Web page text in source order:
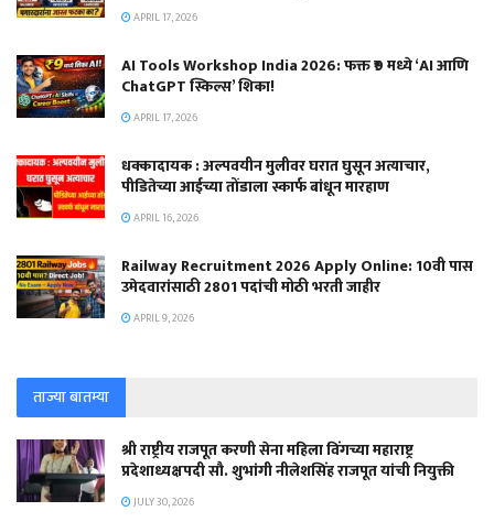
APRIL 17, 2026
AI Tools Workshop India 2026: फक्त ₹9 मध्ये ‘AI आणि
ChatGPT स्किल्स’ शिका!
APRIL 17, 2026
धक्कादायक : अल्पवयीन मुलीवर घरात घुसून अत्याचार,
पीडितेच्या आईच्या तोंडाला स्कार्फ बांधून मारहाण
APRIL 16, 2026
Railway Recruitment 2026 Apply Online: 10वी पास
उमेदवारांसाठी 2801 पदांची मोठी भरती जाहीर
APRIL 9, 2026
ताज्या बातम्या
श्री राष्ट्रीय राजपूत करणी सेना महिला विंगच्या महाराष्ट्र
प्रदेशाध्यक्षपदी सौ. शुभांगी नीलेशसिंह राजपूत यांची नियुक्ती
JULY 30, 2026